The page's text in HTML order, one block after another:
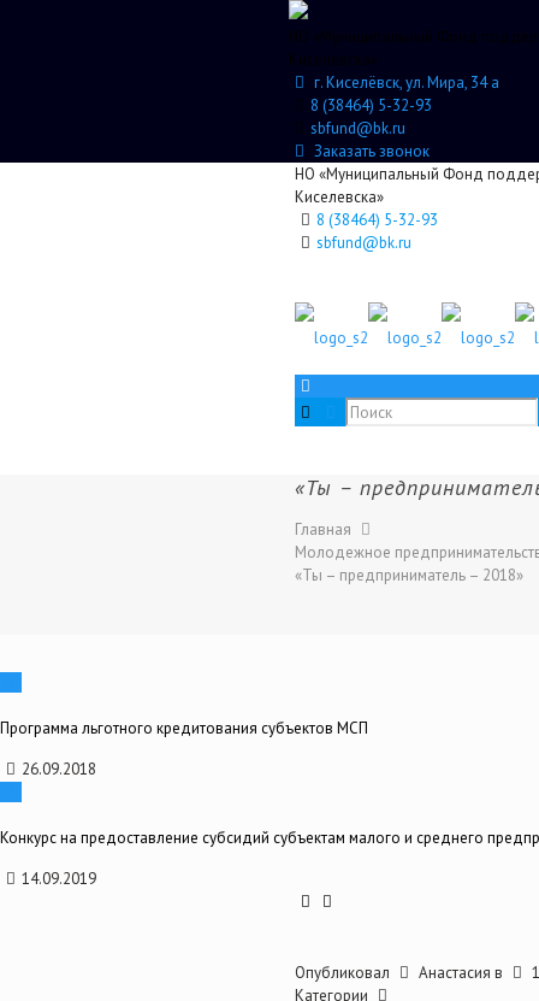
НО «Муниципальный Фонд
Киселевска»
г. Киселёвск, ул. Мира, 34 а
8 (38464) 5-32-93
sbfund@bk.ru
Заказать звонок
НО «Муниципальный Фонд
Киселевска»
8 (38464) 5-32-93
sbfund@bk.ru
«Ты –
Главная
Молодежное
«Ты – предприниматель – 2018»
Программа льготного кредитования субъектов МСП
26.09.2018
Конкурс на предоставление субсидий субъектам малого и среднего
14.09.2019
Опубликовал Анастасия в
Категории